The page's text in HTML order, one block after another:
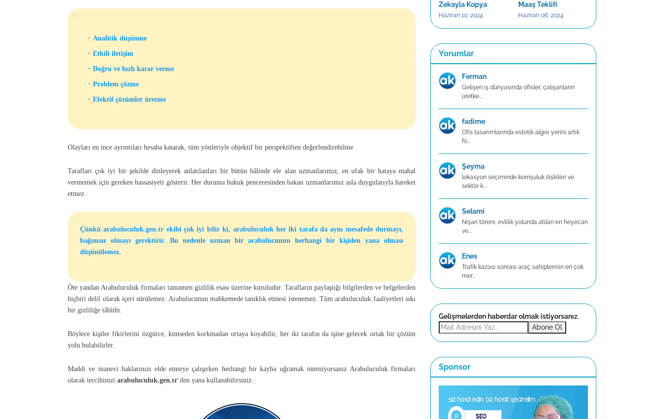
Analitik düşünme
Etkili iletişim
Doğru ve hızlı karar verme
Problem çözme
Efektif çözümler üretme
Olayları en ince ayrıntıları hesaba katarak, tüm yönleriyle objektif bir perspektiften değerlendirebilme
Tarafları çok iyi bir şekilde dinleyerek anlatılanları bir bütün hâlinde ele alan uzmanlarımız, en ufak bir hataya mahal
vermemek için gereken hassasiyeti gösterir. Her duruma hukuk penceresinden bakan uzmanlarımız asla duygularıyla hareket
etmez.
Çünkü arabuluculuk.gen.tr ekibi çok iyi bilir ki, arabuluculuk her iki tarafa da aynı mesafede durmayı,
bağımsız olmayı gerektirir. Bu nedenle uzman bir arabulucunun herhangi bir kişiden yana olması
düşünülemez.
Öte yandan Arabuluculuk firmaları tamamen gizlilik esası üzerine kuruludur. Tarafların paylaştığı bilgilerden ve belgelerden
hiçbiri delil olarak içeri sürülemez. Arabulucunun mahkemede tanıklık etmesi istenemez. Tüm arabuluculuk faaliyetleri sıkı
bir gizliliğe tâbîdir.
Böylece kişiler fikirlerini özgürce, kimseden korkmadan ortaya koyabilir, her iki tarafın da işine gelecek ortak bir çözüm
yolu bulabilirler.
Maddi ve manevi haklarınızı elde etmeye çalışırken herhangi bir kayba uğramak istemiyorsanız Arabuluculuk firmaları
olarak tercihinizi arabuluculuk.gen.tr’den yana kullanabilirsiniz.
Zekayla Kopya
Haziran 10, 2024
Maaş Teklifi
Haziran 06, 2024
Yorumlar
Ferman
Gelişen iş dünyasında ofisler, çalışanların
üretke...
fadime
Ofis tasarımlarında estetik algısı yerini artık
fo...
Şeyma
lokasyon seçiminde komşuluk ilişkileri ve
sektör k...
Selami
Nişan töreni, evlilik yolunda atılan en heyecan
ve...
Enes
Trafik kazası sonrası araç sahiplerinin en çok
mer...
Gelişmelerden haberdar olmak istiyorsanız.
Abone Ol
Sponsor